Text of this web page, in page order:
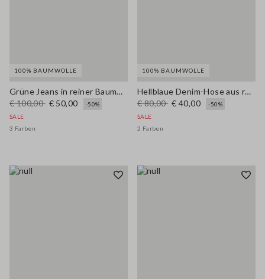
100% BAUMWOLLE
Grüne Jeans in reiner Baumwolle mit weitem Bein und normaler Passform
€ 100,00 € 50,00
-50%
SALE
3 Farben
100% BAUMWOLLE
Hellblaue Denim-Hose aus reiner Baumwolle, Relaxed Fit
€ 80,00 € 40,00
-50%
SALE
2 Farben